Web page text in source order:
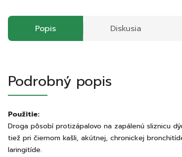
Popis Diskusia
Podrobný popis
Použitie:
Droga pôsobí protizápalovo na zapálenú sliznicu
tiež pri čiernom kašli, akútnej, chronickej
laringitíde.